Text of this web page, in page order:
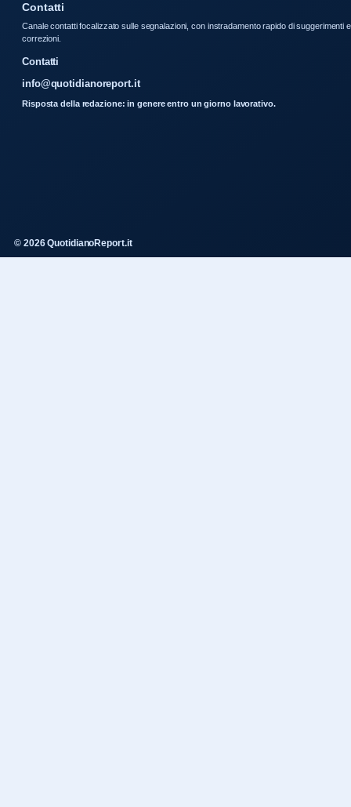
Contatti
Canale contatti focalizzato sulle segnalazioni, con instradamento rapido di suggerimenti e
correzioni.
Contatti
info@quotidianoreport.it
Risposta della redazione: in genere entro un giorno lavorativo.
© 2026 QuotidianoReport.it